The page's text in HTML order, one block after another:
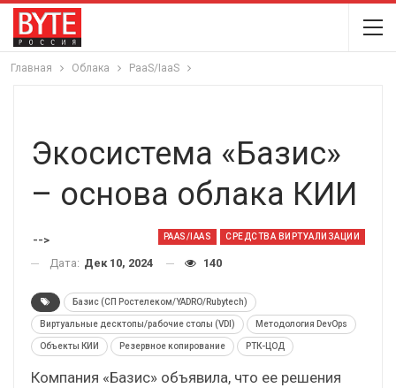
Главная Облака PaaS/IaaS
Экосистема «Базис»
– основа облака КИИ
PAAS/IAAS СРЕДСТВА ВИРТУАЛИЗАЦИИ
-->
Дата: Дек 10, 2024 140
Базис (СП Ростелеком/YADRO/Rubytech)
Виртуальные десктопы/рабочие столы (VDI) Методология DevOps
Объекты КИИ Резервное копирование РТК-ЦОД
Компания «Базис» объявила, что ее решения